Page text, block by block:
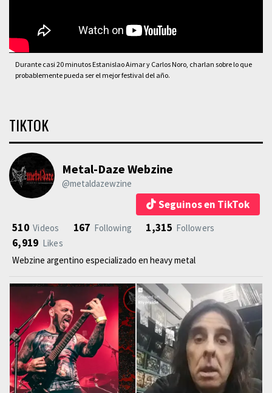
Durante casi 20 minutos Estanislao Aimar y Carlos Noro, charlan sobre lo que
probablemente pueda ser el mejor festival del año.
TIKTOK
Metal-Daze Webzine
@metaldazewzine
Seguinos en TikTok
510 Videos 167 Following 1,315 Followers
6,919 Likes
Webzine argentino especializado en heavy metal